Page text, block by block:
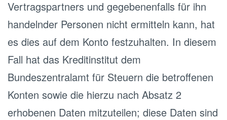
Vertragspartners und gegebenenfalls für ihn
handelnder Personen nicht ermitteln kann, hat
es dies auf dem Konto festzuhalten. In diesem
Fall hat das Kreditinstitut dem
Bundeszentralamt für Steuern die betroffenen
Konten sowie die hierzu nach Absatz 2
erhobenen Daten mitzuteilen; diese Daten sind